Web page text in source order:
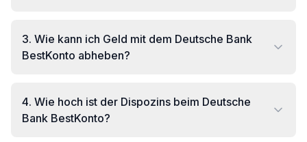
3. Wie kann ich Geld mit dem Deutsche Bank
BestKonto abheben?
4. Wie hoch ist der Dispozins beim Deutsche
Bank BestKonto?